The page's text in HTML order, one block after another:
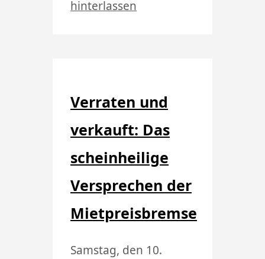
hinterlassen
Verraten und
verkauft: Das
scheinheilige
Versprechen der
Mietpreisbremse
Samstag, den 10.